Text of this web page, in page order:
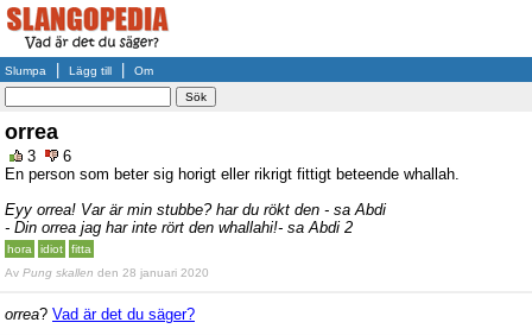
Slumpa Lägg till Om
orrea
3
6
En person som beter sig horigt eller rikrigt fittigt beteende whallah.
Eyy orrea! Var är min stubbe? har du rökt den - sa Abdi
- Din orrea jag har inte rört den whallahi!- sa Abdi 2
hora idiot
fitta
Av Pung skallen den 28 januari 2020
orrea? Vad är det du säger?